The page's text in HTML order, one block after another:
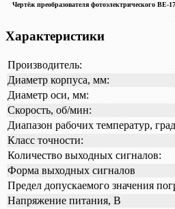
Чертёж преобразователя фотоэлектрического ВЕ-
Характеристики
Производитель:
Диаметр корпуса, мм:
Диаметр оси, мм:
Скорость, об/мин:
Диапазон рабочих температур,
Класс точности:
Количество выходных сигналов:
Форма выходных сигналов
Предел допускаемого значения
Напряжение питания, В